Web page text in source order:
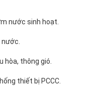
nước sinh hoạt.
hòa, thông gió.
thiết bị PCCC.